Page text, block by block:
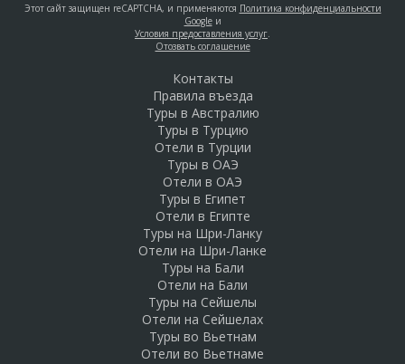
Этот сайт защищен reCAPTCHA, и применяются Политика конфиденциальности
Googleи
Условия предоставления услуг.
Отозвать соглашение
Контакты
Правила въезда
Туры в Австралию
Туры в Турцию
Отели в Турции
Туры в ОАЭ
Отели в ОАЭ
Туры в Египет
Отели в Египте
Туры на Шри-Ланку
Отели на Шри-Ланке
Туры на Бали
Отели на Бали
Туры на Сейшелы
Отели на Сейшелах
Туры во Вьетнам
Отели во Вьетнаме